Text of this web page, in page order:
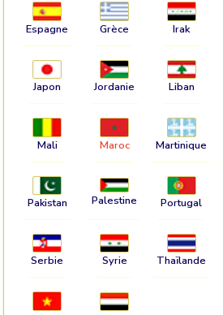
Espagne Grèce Irak
Japon Jordanie Liban
Mali Maroc Martinique
Pakistan Palestine Portugal
Serbie Syrie Thaïlande